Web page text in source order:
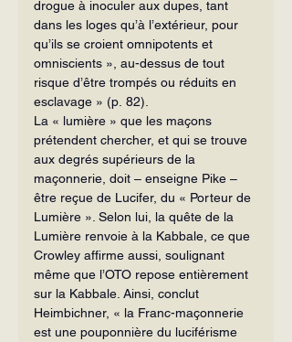
drogue à inoculer aux dupes, tant
dans les loges qu’à l’extérieur, pour
qu’ils se croient omnipotents et
omniscients », au-dessus de tout
risque d’être trompés ou réduits en
esclavage » (p. 82).
La « lumière » que les maçons
prétendent chercher, et qui se trouve
aux degrés supérieurs de la
maçonnerie, doit – enseigne Pike –
être reçue de Lucifer, du « Porteur de
Lumière ». Selon lui, la quête de la
Lumière renvoie à la Kabbale, ce que
Crowley affirme aussi, soulignant
même que l’OTO repose entièrement
sur la Kabbale. Ainsi, conclut
Heimbichner, « la Franc-maçonnerie
est une pouponnière du luciférisme